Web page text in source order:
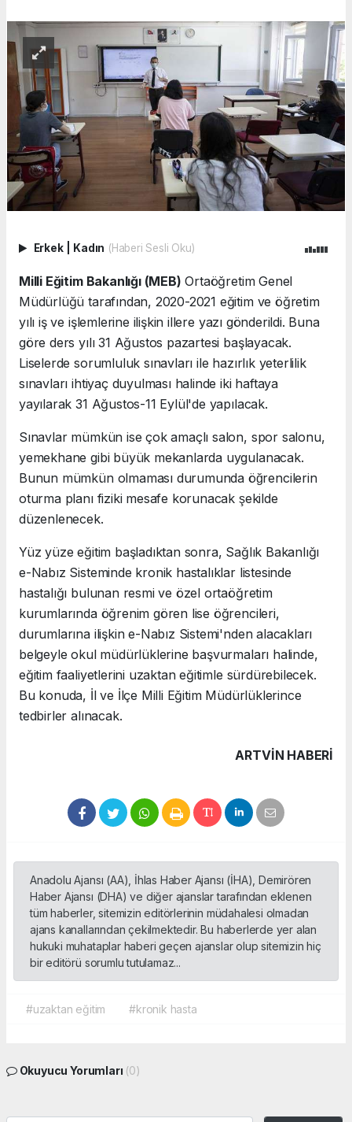
Erkek Kadın (Haberi Sesli Oku)
Milli Eğitim Bakanlığı (MEB) Ortaöğretim Genel
Müdürlüğü tarafından, 2020-2021 eğitim ve öğretim
yılı iş ve işlemlerine ilişkin illere yazı gönderildi. Buna
göre ders yılı 31 Ağustos pazartesi başlayacak.
Liselerde sorumluluk sınavları ile hazırlık yeterlilik
sınavları ihtiyaç duyulması halinde iki haftaya
yayılarak 31 Ağustos-11 Eylül'de yapılacak.
Sınavlar mümkün ise çok amaçlı salon, spor salonu,
yemekhane gibi büyük mekanlarda uygulanacak.
Bunun mümkün olmaması durumunda öğrencilerin
oturma planı fiziki mesafe korunacak şekilde
düzenlenecek.
Yüz yüze eğitim başladıktan sonra, Sağlık Bakanlığı
e-Nabız Sisteminde kronik hastalıklar listesinde
hastalığı bulunan resmi ve özel ortaöğretim
kurumlarında öğrenim gören lise öğrencileri,
durumlarına ilişkin e-Nabız Sistemi'nden alacakları
belgeyle okul müdürlüklerine başvurmaları halinde,
eğitim faaliyetlerini uzaktan eğitimle sürdürebilecek.
Bu konuda, İl ve İlçe Milli Eğitim Müdürlüklerince
tedbirler alınacak.
ARTVIN HABERİ
Anadolu Ajansı (AA), İhlas Haber Ajansı (İHA), Demirören
Haber Ajansı (DHA) ve diğer ajanslar tarafından eklenen
tüm haberler, sitemizin editörlerinin müdahalesi olmadan
ajans kanallarından çekilmektedir. Bu haberlerde yer alan
hukuki muhataplar haberi geçen ajanslar olup sitemizin hiç
bir editörü sorumlu tutulamaz...
#uzaktan eğitim #kronik hasta
Okuyucu Yorumları (0)